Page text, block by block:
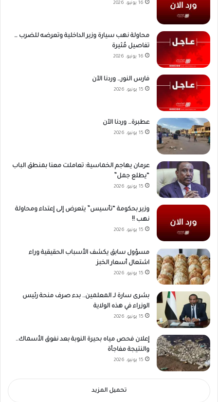
16 يونيو، 2026
محاولة نهب سيارة وزير الداخلية وتعرضه للضرب …
تفاصيل مُثيرة
16 يونيو، 2026
فارس النور… وردنا الآن
15 يونيو، 2026
عطبرة… وردنا الآن
15 يونيو، 2026
عرمان يهاجم الخماسية: تعاملت معنا بمنطق الباب
“يطلع جمل”
15 يونيو، 2026
وزير بحكومة “تأسيس” يتعرض إلى إعتداء ومحاولة
نهب !!
15 يونيو، 2026
مسؤول سابق يكشف الأسباب الحقيقية وراء
اشتعال أسعار الخبز
15 يونيو، 2026
بشرى سارة لـ المعلمين.. بدء صرف منحة رئيس
الوزراء في هذه الولاية
15 يونيو، 2026
إعلان فحص مياه بحيرة النوبة بعد نفوق الأسماك..
والنتيجة مفاجأة
15 يونيو، 2026
تحميل المزيد